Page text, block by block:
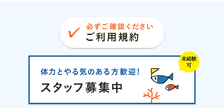
未経験
可